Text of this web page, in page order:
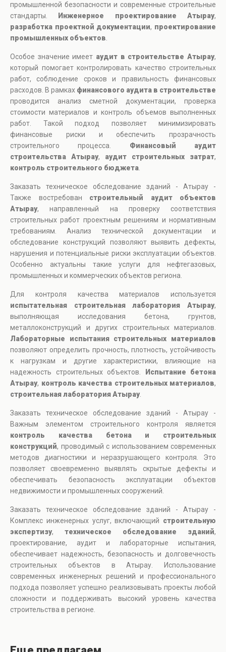
промышленной безопасности и современные строительные
стандарты.
Инженерное проектирование Атырау,
разработка проектной документации, проектирование
промышленных объектов
Особое значение имеет аудит в строительстве Атырау,
который помогает контролировать качество строительных
работ, соблюдение сроков и правильность финансовых
расходов. В рамках финансового аудита в строительстве
проводится анализ сметной документации, проверка
стоимости материалов и контроль объемов выполненных
работ. Такой подход позволяет минимизировать
финансовые риски и обеспечить прозрачность
строительного процесса. Финансовый аудит
строительства Атырау, аудит строительных затрат,
контроль строительного бюджета
Заказать техническое обследование зданий - Атырау -
Также востребован строительный аудит объектов
Атырау, направленный на проверку соответствия
строительных работ проектным решениям и нормативным
требованиям. Анализ технической документации и
обследование конструкций позволяют выявить дефекты,
нарушения и потенциальные риски эксплуатации объектов.
Особенно актуальны такие услуги для нефтегазовых,
промышленных и коммерческих объектов региона.
Для контроля качества материалов используется
испытательная строительная лаборатория Атырау,
выполняющая исследования бетона, грунтов,
металлоконструкций и других строительных материалов.
Лабораторные испытания строительных материалов
позволяют определить прочность, плотность, устойчивость
к нагрузкам и другие характеристики, влияющие на
надежность строительных объектов.
Испытание бетона
Атырау, контроль качества строительных материалов,
строительная лаборатория Атырау.
Заказать техническое обследование зданий - Атырау -
Важным элементом строительного контроля является
контроль качества бетона и строительных
конструкций, проводимый с использованием современных
методов диагностики и неразрушающего контроля. Это
позволяет своевременно выявлять скрытые дефекты и
обеспечивать безопасность эксплуатации объектов
недвижимости и промышленных сооружений.
Заказать техническое обследование зданий - Атырау -
Комплекс инженерных услуг, включающий строительную
экспертизу, техническое обследование зданий,
проектирование, аудит и лабораторные испытания,
обеспечивает надежность, безопасность и долговечность
строительных объектов в Атырау. Использование
современных инженерных решений и профессионального
подхода позволяет успешно реализовывать проекты любой
сложности и поддерживать высокий уровень качества
строительства в регионе.